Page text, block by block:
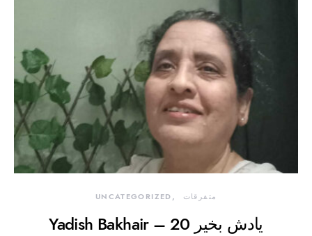
UNCATEGORIZED متفرقات
Yadish Bakhair – 20 یادش بخیر